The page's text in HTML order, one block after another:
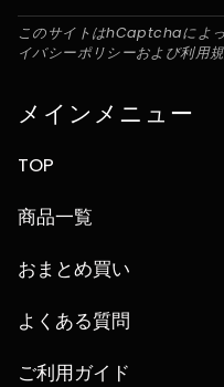
このサイトはhCaptchaによ
イバシーポリシーおよび利用
メインメニュー
TOP
商品一覧
おまとめ買い
よくある質問
ご利用ガイド